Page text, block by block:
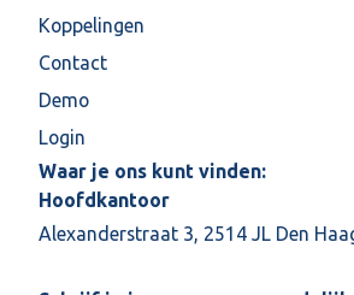
Koppelingen
Contact
Demo
Login
Waar je ons kunt vinden:
Hoofdkantoor
Alexanderstraat 3, 2514 JL Den